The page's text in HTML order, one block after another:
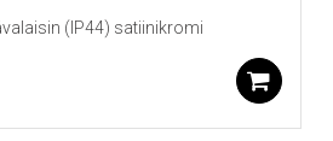
(IP44) satiinikromi